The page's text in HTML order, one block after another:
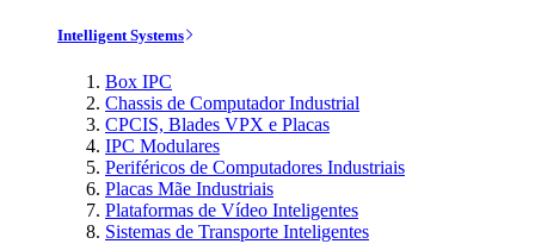
Intelligent Systems
Box IPC
Chassis de Computador Industrial
CPCIS, Blades VPX e Placas
IPC Modulares
Periféricos de Computadores Industriais
Placas Mãe Industriais
Plataformas de Vídeo Inteligentes
Sistemas de Transporte Inteligentes